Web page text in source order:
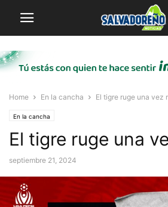
Home En la cancha El tigre ruge una vez
En la cancha
El tigre ruge una
septiembre 21, 2024